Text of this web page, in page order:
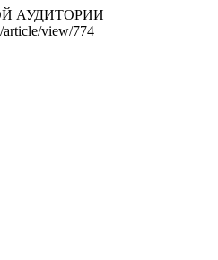
АУДИТОРИИ
article/view/774